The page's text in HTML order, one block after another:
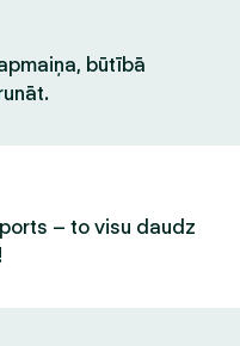
būtībā
– to visu daudz